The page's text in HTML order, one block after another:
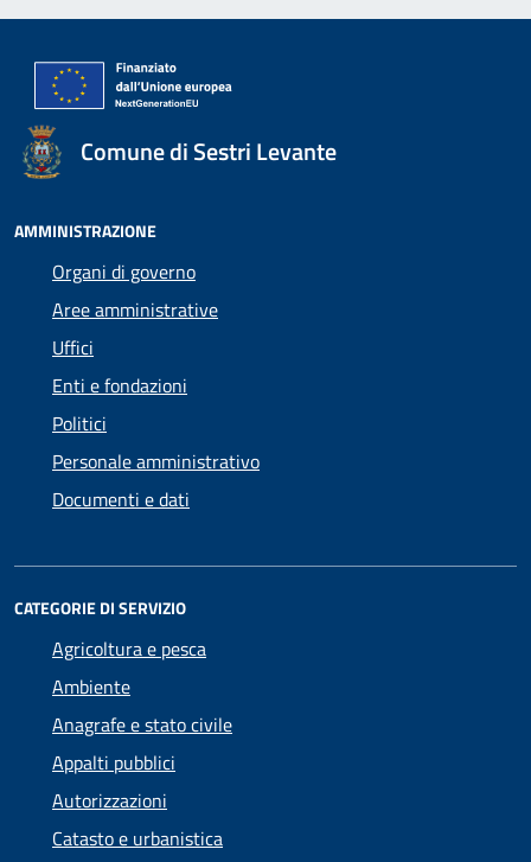
Comune di Sestri Levante
AMMINISTRAZIONE
Organi di governo
Aree amministrative
Uffici
Enti e fondazioni
Politici
Personale amministrativo
Documenti e dati
CATEGORIE DI SERVIZIO
Agricoltura e pesca
Ambiente
Anagrafe e stato civile
Appalti pubblici
Autorizzazioni
Catasto e urbanistica